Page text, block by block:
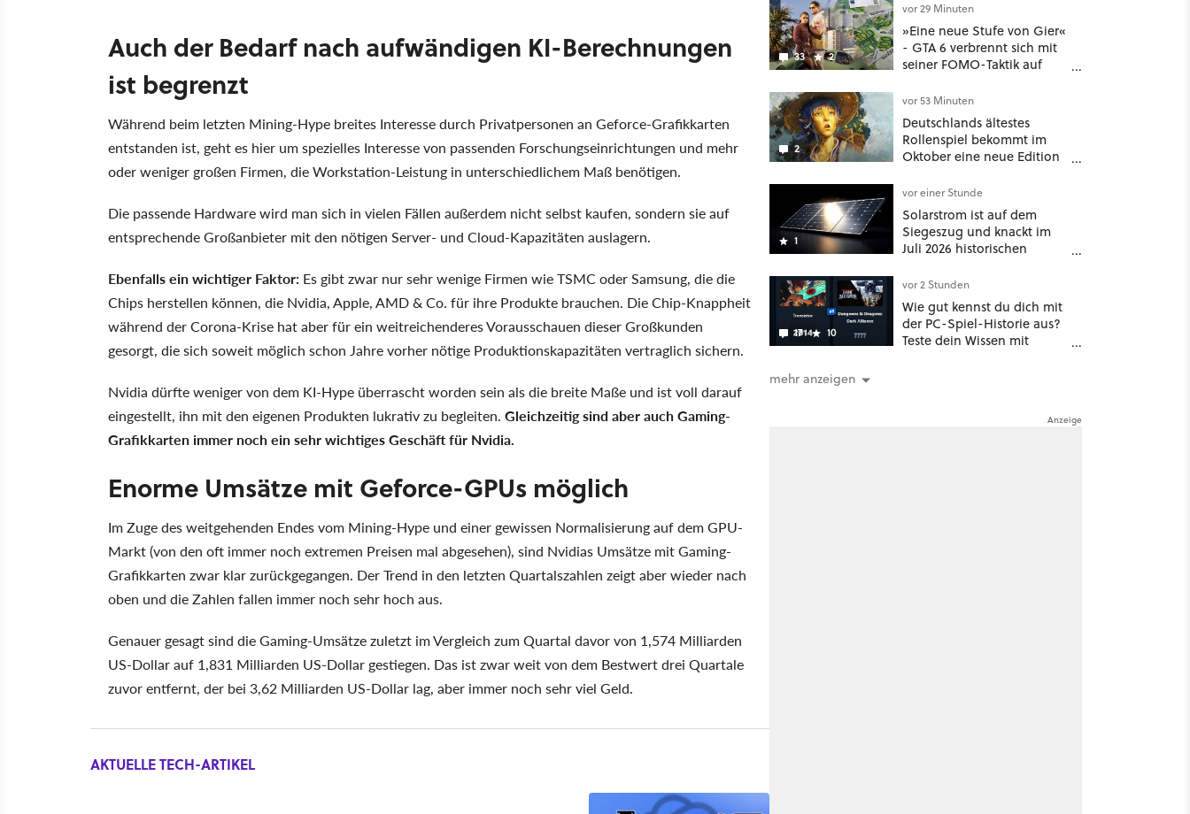
Auch der Bedarf nach aufwändigen KI-Berechnungen
ist begrenzt
Während beim letzten Mining-Hype breites Interesse durch Privatpersonen an Geforce-Grafikkarten
entstanden ist, geht es hier um spezielles Interesse von passenden Forschungseinrichtungen und mehr
oder weniger großen Firmen, die Workstation-Leistung in unterschiedlichem Maß benötigen.
Die passende Hardware wird man sich in vielen Fällen außerdem nicht selbst kaufen, sondern sie auf
entsprechende Großanbieter mit den nötigen Server- und Cloud-Kapazitäten auslagern.
Ebenfalls ein wichtiger Faktor: Es gibt zwar nur sehr wenige Firmen wie TSMC oder Samsung, die die
Chips herstellen können, die Nvidia, Apple, AMD & Co. für ihre Produkte brauchen. Die Chip-Knappheit
während der Corona-Krise hat aber für ein weitreichenderes Vorausschauen dieser Großkunden
gesorgt, die sich soweit möglich schon Jahre vorher nötige Produktionskapazitäten vertraglich sichern.
Nvidia dürfte weniger von dem KI-Hype überrascht worden sein als die breite Maße und ist voll darauf
eingestellt, ihn mit den eigenen Produkten lukrativ zu begleiten. Gleichzeitig sind aber auch Gaming-
Grafikkarten immer noch ein sehr wichtiges Geschäft für Nvidia.
Enorme Umsätze mit Geforce-GPUs möglich
Im Zuge des weitgehenden Endes vom Mining-Hype und einer gewissen Normalisierung auf dem GPU-
Markt (von den oft immer noch extremen Preisen mal abgesehen), sind Nvidias Umsätze mit Gaming-
Grafikkarten zwar klar zurückgegangen. Der Trend in den letzten Quartalszahlen zeigt aber wieder nach
oben und die Zahlen fallen immer noch sehr hoch aus.
Genauer gesagt sind die Gaming-Umsätze zuletzt im Vergleich zum Quartal davor von 1,574 Milliarden
US-Dollar auf 1,831 Milliarden US-Dollar gestiegen. Das ist zwar weit von dem Bestwert drei Quartale
zuvor entfernt, der bei 3,62 Milliarden US-Dollar lag, aber immer noch sehr viel Geld.
AKTUELLE TECH-ARTIKEL
33 2
vor 29 Minuten
»Eine neue Stufe von Gier«
- GTA 6 verbrennt sich mit
seiner FOMO-Taktik auf
2
vor 53 Minuten
Deutschlands ältestes
Rollenspiel bekommt im
Oktober eine neue Edition
1
vor einer Stunde
Solarstrom ist auf dem
Siegeszug und knackt im
Juli 2026 historischen
Erfolg bleibt unsichtbar
17 10
vor 2 Stunden
Wie gut kennst du dich mit
der PC-Spiel-Historie aus?
Teste dein Wissen mit
mehr anzeigen